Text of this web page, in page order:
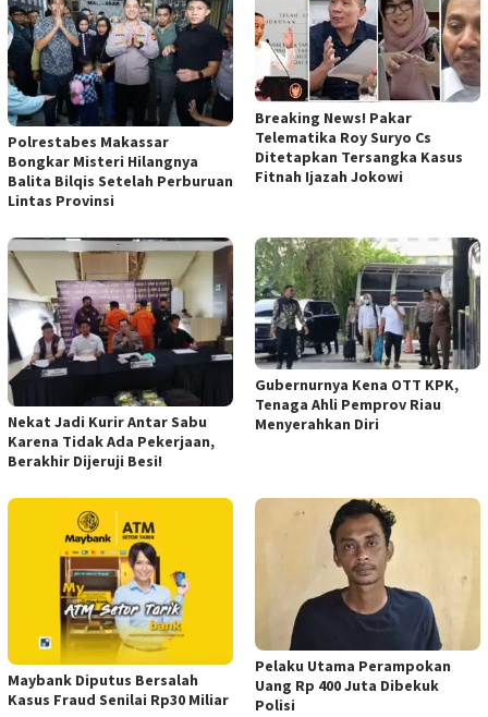
Polrestabes Makassar
Bongkar Misteri Hilangnya
Balita Bilqis Setelah Perburuan
Lintas Provinsi
Breaking News! Pakar
Telematika Roy Suryo Cs
Ditetapkan Tersangka Kasus
Fitnah Ijazah Jokowi
Nekat Jadi Kurir Antar Sabu
Karena Tidak Ada Pekerjaan,
Berakhir Dijeruji Besi!
Gubernurnya Kena OTT KPK,
Tenaga Ahli Pemprov Riau
Menyerahkan Diri
Maybank Diputus Bersalah
Kasus Fraud Senilai Rp30 Miliar
Pelaku Utama Perampokan
Uang Rp 400 Juta Dibekuk
Polisi